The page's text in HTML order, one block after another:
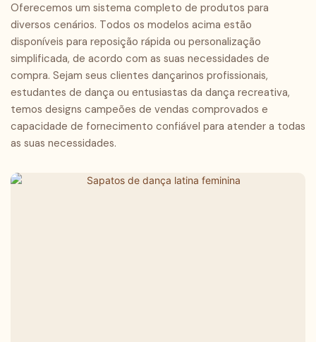
Oferecemos um sistema completo de produtos para
diversos cenários. Todos os modelos acima estão
disponíveis para reposição rápida ou personalização
simplificada, de acordo com as suas necessidades de
compra. Sejam seus clientes dançarinos profissionais,
estudantes de dança ou entusiastas da dança recreativa,
temos designs campeões de vendas comprovados e
capacidade de fornecimento confiável para atender a todas
as suas necessidades.